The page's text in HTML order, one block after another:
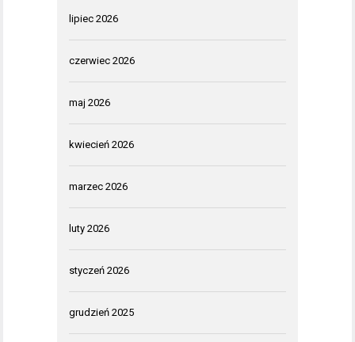
lipiec 2026
czerwiec 2026
maj 2026
kwiecień 2026
marzec 2026
luty 2026
styczeń 2026
grudzień 2025